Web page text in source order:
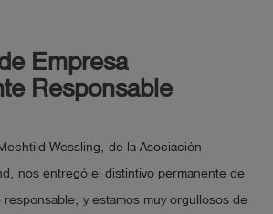
Empresa
Responsable
Wessling, de la Asociación
nos entregó el distintivo permanente de
responsable, y estamos muy orgullosos de